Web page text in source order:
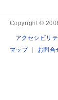
Copyright ©
アクセシビリ
マップ｜ お問合